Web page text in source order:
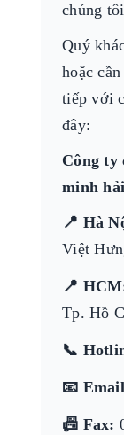
chúng
Quý
hoặc
tiếp với
đây:
Công ty
minh hải
📍 Hà
Việt
📍
Tp. Hồ
📞
📧
📠 Fax: